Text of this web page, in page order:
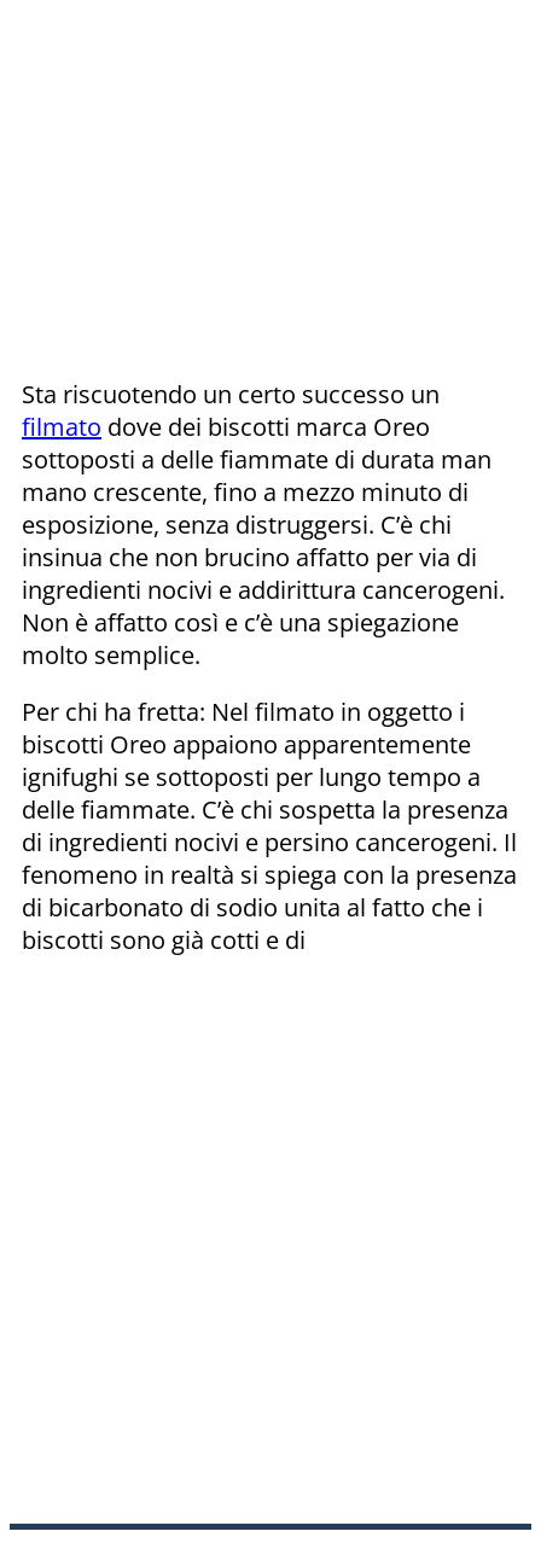
Sta riscuotendo un certo successo un
filmato dove dei biscotti marca Oreo
sottoposti a delle fiammate di durata man
mano crescente, fino a mezzo minuto di
esposizione, senza distruggersi. C’è chi
insinua che non brucino affatto per via di
ingredienti nocivi e addirittura cancerogeni.
Non è affatto così e c’è una spiegazione
molto semplice.
Per chi ha fretta: Nel filmato in oggetto i
biscotti Oreo appaiono apparentemente
ignifughi se sottoposti per lungo tempo a
delle fiammate. C’è chi sospetta la presenza
di ingredienti nocivi e persino cancerogeni. Il
fenomeno in realtà si spiega con la presenza
di bicarbonato di sodio unita al fatto che i
biscotti sono già cotti e di